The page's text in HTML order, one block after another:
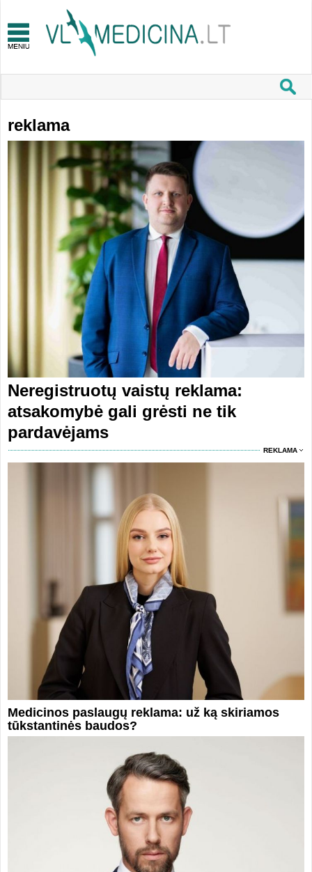
reklama
Neregistruotų vaistų reklama:
atsakomybė gali grėsti ne tik
pardavėjams
REKLAMA
Medicinos paslaugų reklama: už ką skiriamos
tūkstantinės baudos?